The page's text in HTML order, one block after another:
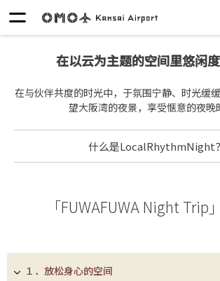
在以云为主题的空间里悠闲
在与伙伴共度的时光中，于氛围宁静、时光缓
望大阪湾的夜景，享受惬意的夜晚
什么是LocalRhythmNight？
「FUWAFUWA Night Trip
１．放松身心的空间